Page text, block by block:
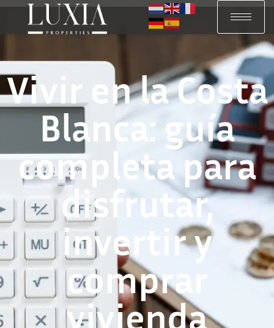
Vivir en la Costa
Blanca: guía
completa para
disfrutar,
invertir y
comprar
vivienda